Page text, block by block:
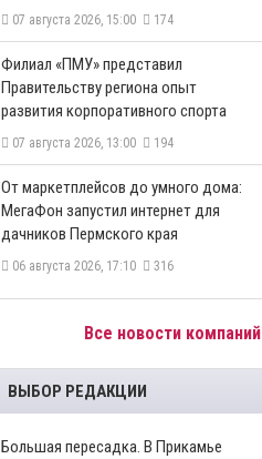
07 августа 2026, 15:00 174
​Филиал «ПМУ» представил
Правительству региона опыт
развития корпоративного спорта
07 августа 2026, 13:00 194
От маркетплейсов до умного дома:
МегаФон запустил интернет для
дачников Пермского края
06 августа 2026, 17:10 316
Все новости компаний
ВЫБОР РЕДАКЦИИ
Большая пересадка. В Прикамье